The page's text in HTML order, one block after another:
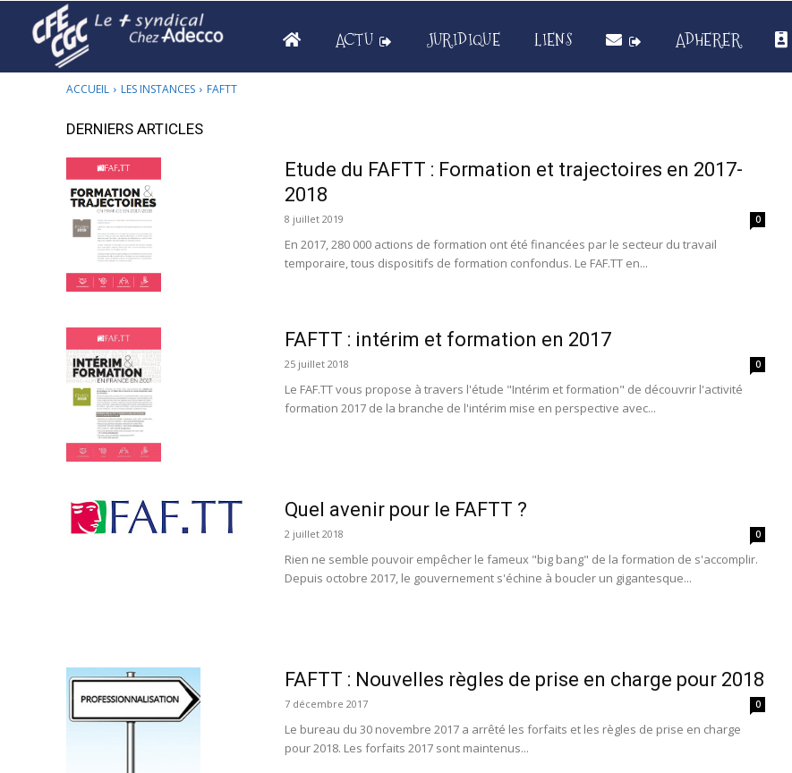
ACTU JURIDIQUE LIENS ADHERER
ACCUEIL LES INSTANCES FAFTT
DERNIERS ARTICLES
Etude du FAFTT : Formation et trajectoires en 2017-
2018
8 juillet 2019 0
En 2017, 280 000 actions de formation ont été financées par le secteur du travail
temporaire, tous dispositifs de formation confondus. Le FAF.TT en...
FAFTT : intérim et formation en 2017
25 juillet 2018 0
Le FAF.TT vous propose à travers l'étude "Intérim et formation" de découvrir l'activité
formation 2017 de la branche de l'intérim mise en perspective avec...
Quel avenir pour le FAFTT ?
2 juillet 2018 0
Rien ne semble pouvoir empêcher le fameux "big bang" de la formation de s'accomplir.
Depuis octobre 2017, le gouvernement s'échine à boucler un gigantesque...
FAFTT : Nouvelles règles de prise en charge pour 2018
7 décembre 2017 0
Le bureau du 30 novembre 2017 a arrêté les forfaits et les règles de prise en charge
pour 2018. Les forfaits 2017 sont maintenus...